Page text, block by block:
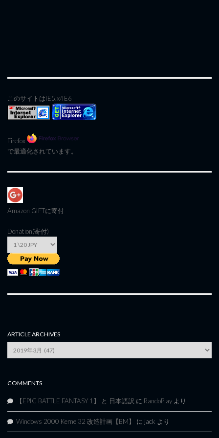
このサイトはIE5.x/IE6
Firefox
で最適化されています。
Amazon GIFTに寄付
Donation(寄付)
ARTICLE ARCHIVES
Archives
COMMENTS
【EPIC BATTLE FANTASY 1】 と 日本語訳 に RandoPlay より
Windows 2000 Kernel32 改造計画【BM】 に jack より